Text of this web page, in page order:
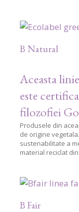
B Natural
Aceasta
este
filozofiei
Produsele din
de origine
sustenabilitate a
material reciclat
B Fair